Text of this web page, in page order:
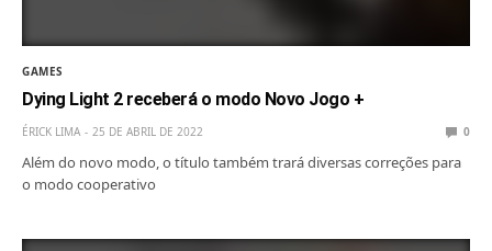
GAMES
Dying Light 2 receberá o modo Novo Jogo +
ÉRICK LIMA 25 DE ABRIL DE 2022 0
Além do novo modo, o título também trará diversas correções para
o modo cooperativo